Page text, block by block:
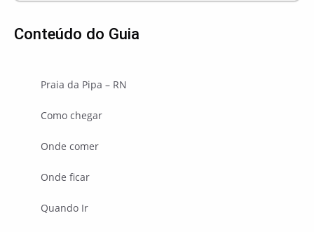
Conteúdo do Guia
Praia da Pipa – RN
Como chegar
Onde comer
Onde ficar
Quando Ir